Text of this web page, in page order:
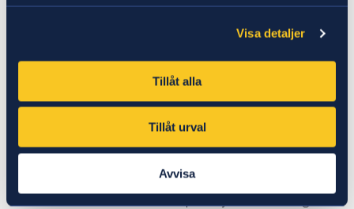
Visa detaljer
Tillåt alla
Tillåt urval
Avvisa
kontakta din rådgivare som hjälper dig och bedömer
om stödet kan vara aktuellt för dig.
Om du kommer att få/redan får
omställningsstudiestöd från CSN:
studier. Då kan vi bedöma om du har möjlighet att få
både kompletterande studiestöd och förlängt
studiestöd. Om du redan har påbörjat studierna går